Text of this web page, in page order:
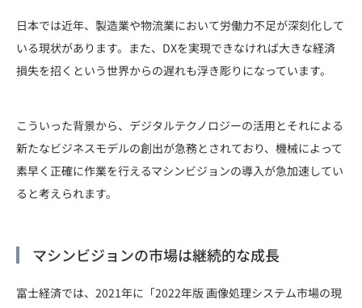
日本では近年、製造業や物流業において労働力不足が深刻化して
いる現状があります。また、DXを実現できなければ大きな経済
損失を招くという世界からの遅れも浮き彫りになっています。
こういった背景から、デジタルテクノロジーの活用とそれによる
新たなビジネスモデルの創出が急務とされており、機械によって
素早く正確に作業を行えるマシンビジョンの導入が急加速してい
ると考えられます。
マシンビジョンの市場は継続的な成長
富士経済では、2021年に「2022年版 画像処理システム市場の現